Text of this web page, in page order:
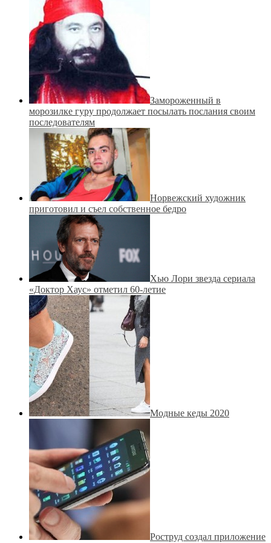
Замороженный в
морозилке гуру продолжает посылать послания своим
последователям
Норвежский художник
приготовил и съел собственное бедро
Хью Лори звезда сериала
«Доктор Хаус» отметил 60-летие
Модные кеды 2020
Роструд создал приложение